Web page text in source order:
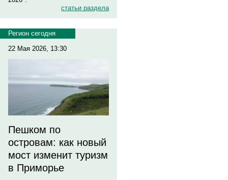
статьи раздела
Регион сегодня
22 Мая 2026, 13:30
Пешком по
островам: как новый
мост изменит туризм
в Приморье